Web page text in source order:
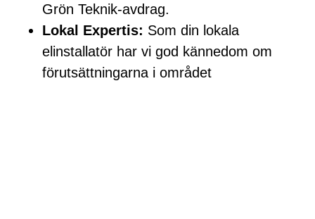
Grön Teknik-avdrag.
Lokal Expertis: Som din lokala
elinstallatör har vi god kännedom om
förutsättningarna i området